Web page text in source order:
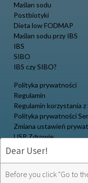
Maślan sodu
Postbiotyki
Dieta low FODMAP
Maślan sodu przy IBS
IBS
SIBO
IBS czy SIBO?
Polityka prywatności
Regulamin
Regulamin korzystania
Polityka prywatności
Zmiana ustawień
USP Zdrowie
Dear User!
Before you click "Go to